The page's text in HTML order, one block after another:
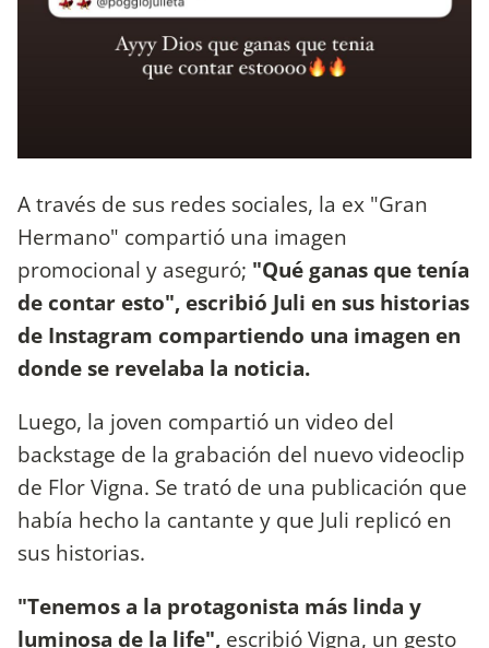
A través de sus redes sociales, la ex "Gran
Hermano" compartió una imagen
promocional y aseguró; "Qué ganas que tenía
de contar esto", escribió Juli en sus historias
de Instagram compartiendo una imagen en
donde se revelaba la noticia.
Luego, la joven compartió un video del
backstage de la grabación del nuevo videoclip
de Flor Vigna. Se trató de una publicación que
había hecho la cantante y que Juli replicó en
sus historias.
"Tenemos a la protagonista más linda y
luminosa de la life", escribió Vigna, un gesto